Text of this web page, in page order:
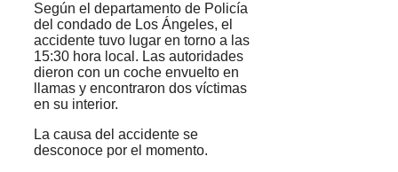
Según el departamento de Policía
del condado de Los Ángeles, el
accidente tuvo lugar en torno a las
15:30 hora local. Las autoridades
dieron con un coche envuelto en
llamas y encontraron dos víctimas
en su interior.
La causa del accidente se
desconoce por el momento.